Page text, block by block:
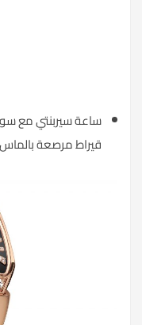
قيراط مرصعة بالماس